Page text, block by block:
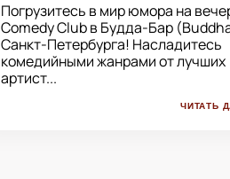
Погрузитесь в мир юмора на
Comedy Club в Будда-Бар
Санкт-Петербурга! Насладитесь
комедийными жанрами от лучших
артист...
ЧИТАТЬ